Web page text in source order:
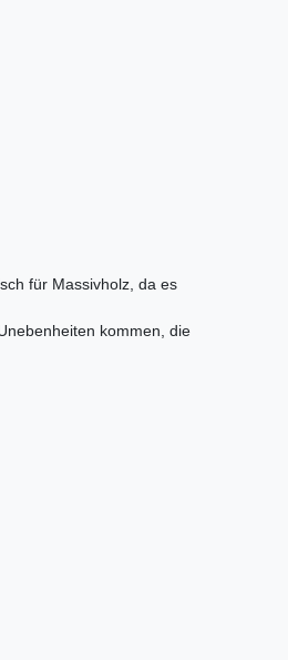
für Massivholz, da es
kommen, die